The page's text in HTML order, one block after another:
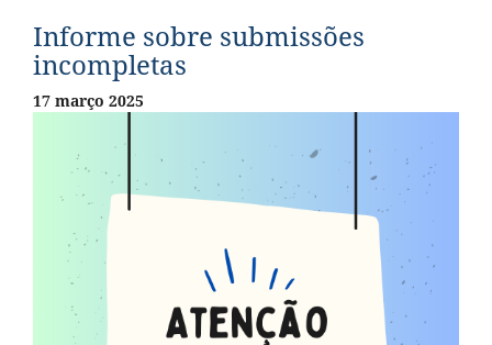
Informe sobre submissões
incompletas
17 março 2025